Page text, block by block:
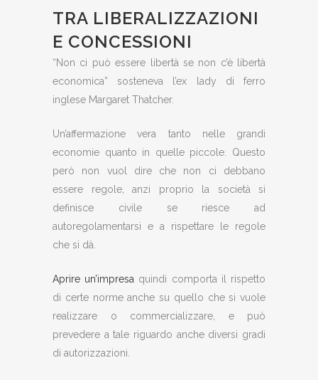
TRA LIBERALIZZAZIONI
E CONCESSIONI
“Non ci può essere libertà se non c’è libertà
economica” sosteneva l’ex lady di ferro
inglese Margaret Thatcher.
Un’affermazione vera tanto nelle grandi
economie quanto in quelle piccole. Questo
però non vuol dire che non ci debbano
essere regole, anzi proprio la società si
definisce civile se riesce ad
autoregolamentarsi e a rispettare le regole
che si dà.
Aprire un’impresa quindi comporta il rispetto
di certe norme anche su quello che si vuole
realizzare o commercializzare, e può
prevedere a tale riguardo anche diversi gradi
di autorizzazioni.